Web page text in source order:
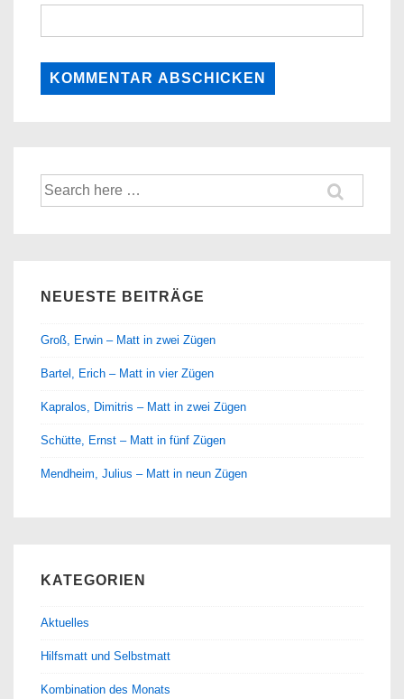
Suche
nach:
NEUESTE BEITRÄGE
Groß, Erwin – Matt in zwei Zügen
Bartel, Erich – Matt in vier Zügen
Kapralos, Dimitris – Matt in zwei Zügen
Schütte, Ernst – Matt in fünf Zügen
Mendheim, Julius – Matt in neun Zügen
KATEGORIEN
Aktuelles
Hilfsmatt und Selbstmatt
Kombination des Monats